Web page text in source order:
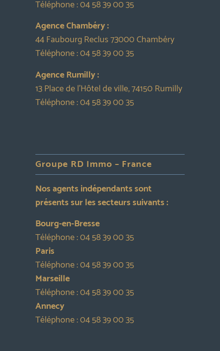
Téléphone :04 58 39 00 35
Agence Chambéry :
44 Faubourg Reclus 73000 Chambéry
Téléphone :04 58 39 00 35
Agence Rumilly :
13 Place de l’Hôtel de ville, 74150 Rumilly
Téléphone :04 58 39 00 35
Groupe RD Immo – France
Nos agents indépendants sont
présents sur les secteurs suivants :
Bourg-en-Bresse
Téléphone :04 58 39 00 35
Paris
Téléphone :04 58 39 00 35
Marseille
Téléphone :04 58 39 00 35
Annecy
Téléphone :04 58 39 00 35